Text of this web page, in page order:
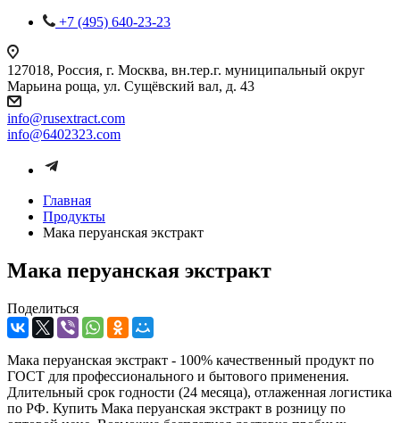
+7 (495) 640-23-23
127018, Россия, г. Москва, вн.тер.г. муниципальный округ
Марьина роща, ул. Сущёвский вал, д. 43
info@rusextract.com
info@6402323.com
Главная
Продукты
Мака перуанская экстракт
Мака перуанская экстракт
Поделиться
Мака перуанская экстракт - 100% качественный продукт по
ГОСТ для профессионального и бытового применения.
Длительный срок годности (24 месяца), отлаженная логистика
по РФ. Купить Мака перуанская экстракт в розницу по